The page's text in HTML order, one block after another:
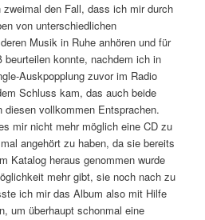
den Fall, dass ich mir durch
von unterschiedlichen
Musik in Ruhe anhören und für
konnte, nachdem ich in
Auskpopplung zuvor im Radio
Schluss kam, das auch beide
diesen vollkommen Entsprachen.
mir nicht mehr möglich eine CD zu
angehört zu haben, da sie bereits
Katalog heraus genommen wurde
mehr gibt, sie noch nach zu
ich mir das Album also mit Hilfe
um überhaupt schonmal eine